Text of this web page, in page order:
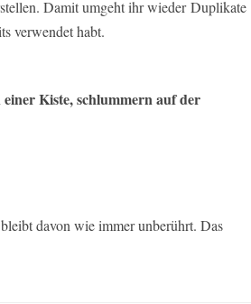
Damit umgeht ihr wieder Duplikate
verwendet habt.
Kiste, schlummern auf der
davon wie immer unberührt. Das